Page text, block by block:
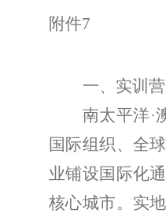
附件7
一、实训
南太平洋·
国际组织、全
业铺设国际化
核心城市。实